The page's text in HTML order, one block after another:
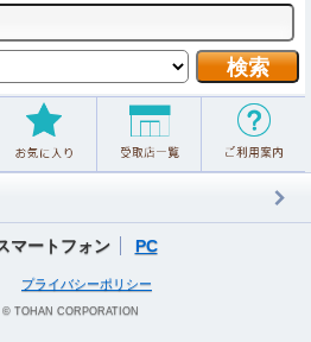
マートフォン PC
プライバシーポリシー
TOHAN CORPORATION